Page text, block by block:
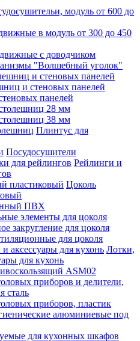
модуль от 600 до
в модуль от 300 до 450
с доводчиком
"Волшебный уголок"
и стеновых панелей
панелей
28 мм
38 мм
Плинтус для
Посудосушители
Рейлинги и
Цоколь
ПВХ
элементы для цоколя
закругление для цоколя
для цоколя
Лотки,
для кухонь
ASM02
приборов и делители,
сталь
приборов, пластик
алюминиевые под